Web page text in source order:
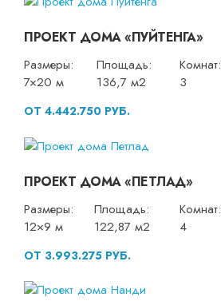
ПРОЕКТ ДОМА «ПУЙТЕНГА»
Размеры:
7×20 м
Площадь:
136,7 м2
Комнат:
3
ОТ 4.442.750 РУБ.
ПРОЕКТ ДОМА «ПЕТЛАД»
Размеры:
12×9 м
Площадь:
122,87 м2
Комнат:
4
ОТ 3.993.275 РУБ.